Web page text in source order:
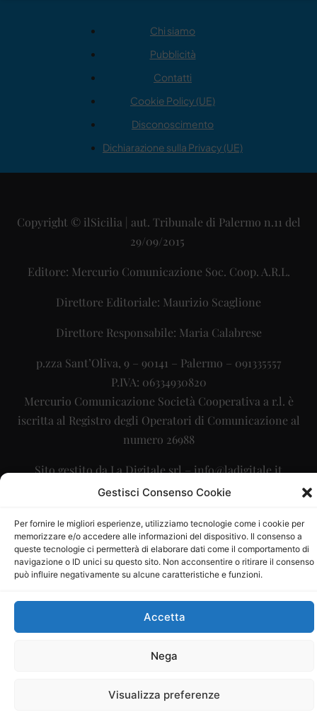
Gestisci Consenso Cookie
Per fornire le migliori esperienze, utilizziamo tecnologie come i cookie per
memorizzare e/o accedere alle informazioni del dispositivo. Il consenso a
queste tecnologie ci permetterà di elaborare dati come il comportamento di
navigazione o ID unici su questo sito. Non acconsentire o ritirare il consenso
può influire negativamente su alcune caratteristiche e funzioni.
Accetta
Nega
Visualizza preferenze
Chi siamo
Pubblicità
Contatti
Cookie Policy (UE)
Disconoscimento
Dichiarazione sulla Privacy (UE)
Copyright © ilSicilia | aut. Tribunale di Palermo n.11 del
29/09/2015
Editore: Mercurio Comunicazione Soc. Coop. A.R.L.
Direttore Editoriale: Maurizio Scaglione
Direttore Responsabile: Maria Calabrese
p.zza Sant’Oliva, 9 – 90141 – Palermo – 091335557
P.IVA: 06334930820
Mercurio Comunicazione Società Cooperativa a r.l. è
iscritta al Registro degli Operatori di Comunicazione al
numero 26988
Sito gestito daLa Digitale srl–info@ladigitale.it